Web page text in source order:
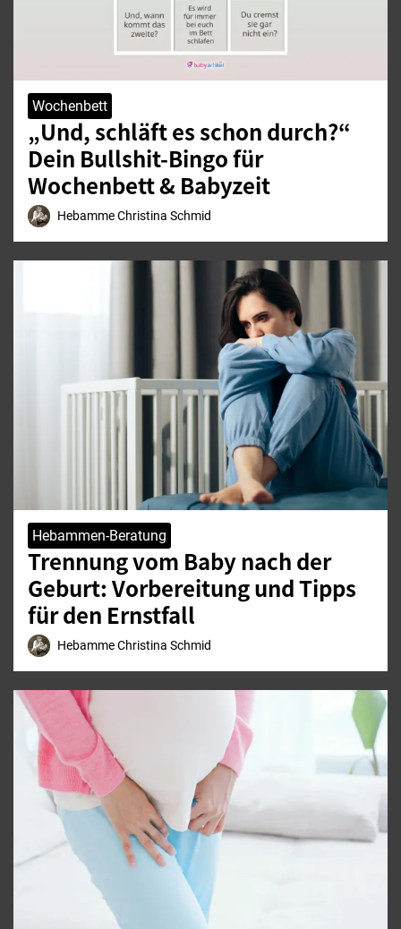
Wochenbett
„Und, schläft es schon durch?“
Dein Bullshit-Bingo für
Wochenbett & Babyzeit
Hebamme Christina Schmid
Hebammen-Beratung
Trennung vom Baby nach der
Geburt: Vorbereitung und Tipps
für den Ernstfall
Hebamme Christina Schmid